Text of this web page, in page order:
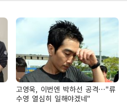
고영욱, 이번엔 박하선 공격…"류
수영 열심히 일해야겠네"